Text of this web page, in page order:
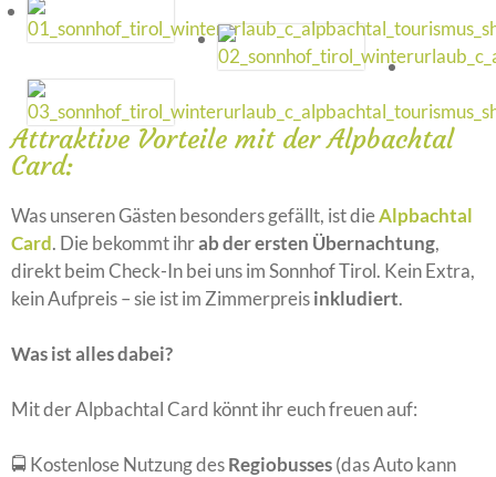
Attraktive Vorteile mit der Alpbachtal
Card:
Was unseren Gästen besonders gefällt, ist dieAlpbachtal
Card. Die bekommt ihrab der ersten Übernachtung,
direkt beim Check-In bei uns im Sonnhof Tirol. Kein Extra,
kein Aufpreis – sie ist im Zimmerpreisinkludiert.
Was ist alles dabei?
Mit der Alpbachtal Card könnt ihr euch freuen auf:
🚍 Kostenlose Nutzung desRegiobusses(das Auto kann